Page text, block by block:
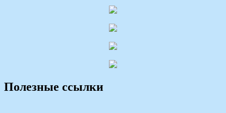
Полезные ссылки